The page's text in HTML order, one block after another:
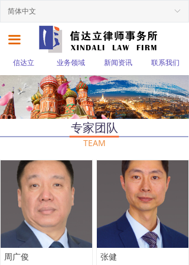
끀
信达立 业务领域 新闻资讯 联系我们
ꀅ
简体中文
专家团队
TEAM
周广俊 张健